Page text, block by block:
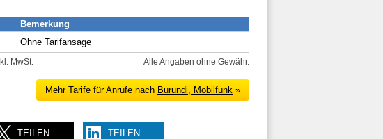
Bemerkung
Ohne Tarifansage
Alle Angaben ohne Gewähr.
MwSt.
Mehr Tarife für Anrufe nach Burundi, Mobilfunk »
TEILEN TEILEN